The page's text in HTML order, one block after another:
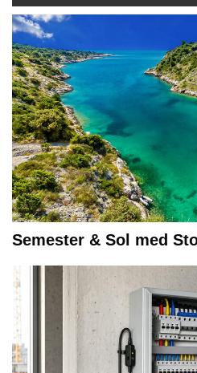
Semester & Sol med